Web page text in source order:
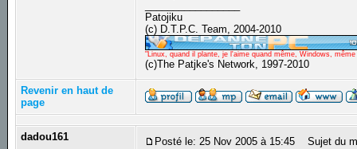
Patojiku
(c) D.T.P.C. Team, 2004-2010
"Linux, quand il plante, je l'aime quand même, Windows,
(c)The Patjke's Network, 1997-2010
Revenir en haut de
page
dadou161 Posté le: 25 Nov 2005 à 15:45 Sujet du